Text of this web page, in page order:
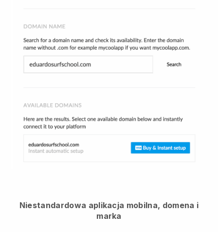
Niestandardowa aplikacja mobilna, domena i
marka